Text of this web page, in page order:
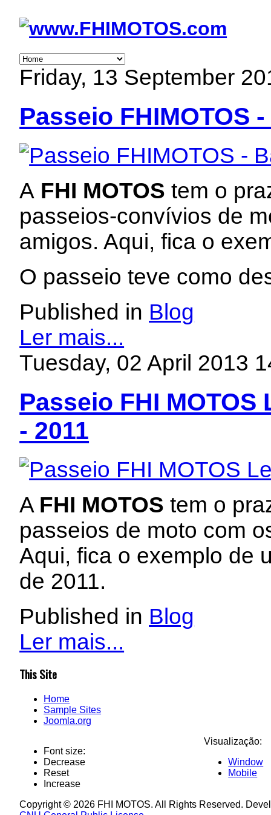
Friday, 13 September
Passeio FHIMOTOS
A FHI MOTOS tem o
passeios-convívios de
amigos. Aqui, fica o
O passeio teve como
Published in Blog
Ler mais...
Tuesday, 02 April 2013
Passeio FHI
- 2011
A FHI MOTOS tem o
passeios de moto com
Aqui, fica o exemplo de
de 2011.
Published in Blog
Ler mais...
This Site
Home
Sample Sites
Joomla.org
Font size:
Decrease
Reset
Increase
Visualização:
Window
Mobile
Copyright © 2026 FHI MOTOS. All Rights Reserved.